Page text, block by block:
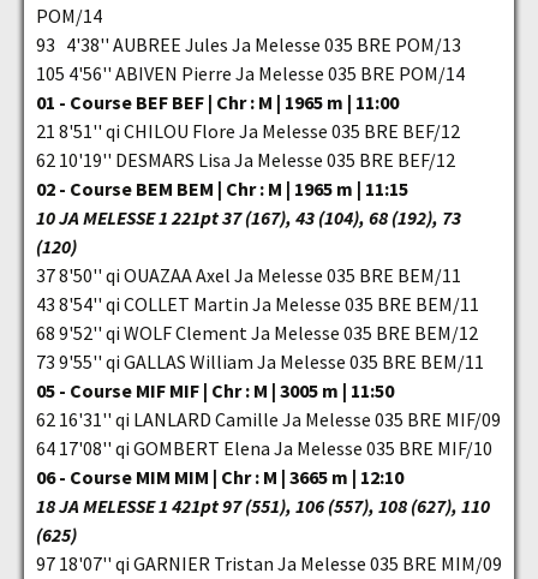
POM/14
93 4'38'' AUBREE Jules Ja Melesse 035 BRE POM/13
105 4'56'' ABIVEN Pierre Ja Melesse 035 BRE POM/14
01 - Course BEF BEF | Chr : M | 1965 m | 11:00
21 8'51'' qi CHILOU Flore Ja Melesse 035 BRE BEF/12
62 10'19'' DESMARS Lisa Ja Melesse 035 BRE BEF/12
02 - Course BEM BEM | Chr : M | 1965 m | 11:15
10 JA MELESSE 1 221pt 37 (167), 43 (104), 68 (192), 73
(120)
37 8'50'' qi OUAZAA Axel Ja Melesse 035 BRE BEM/11
43 8'54'' qi COLLET Martin Ja Melesse 035 BRE BEM/11
68 9'52'' qi WOLF Clement Ja Melesse 035 BRE BEM/12
73 9'55'' qi GALLAS William Ja Melesse 035 BRE BEM/11
05 - Course MIF MIF | Chr : M | 3005 m | 11:50
62 16'31'' qi LANLARD Camille Ja Melesse 035 BRE MIF/09
64 17'08'' qi GOMBERT Elena Ja Melesse 035 BRE MIF/10
06 - Course MIM MIM | Chr : M | 3665 m | 12:10
18 JA MELESSE 1 421pt 97 (551), 106 (557), 108 (627), 110
(625)
97 18'07'' qi GARNIER Tristan Ja Melesse 035 BRE MIM/09